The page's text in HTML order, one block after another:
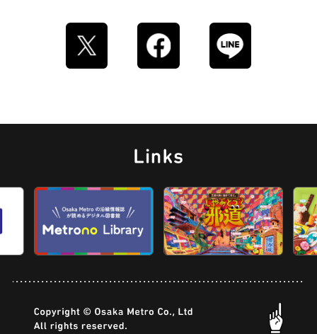
ストリートアート グラススイーツ
マンホール ドーナツ